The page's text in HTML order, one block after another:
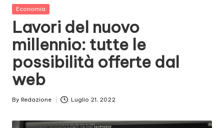
nostre
News
Posted
Economia
Lavori del nuovo
millennio: tutte le
possibilità offerte dal
web
Posted
By Redazione Luglio 21, 2022